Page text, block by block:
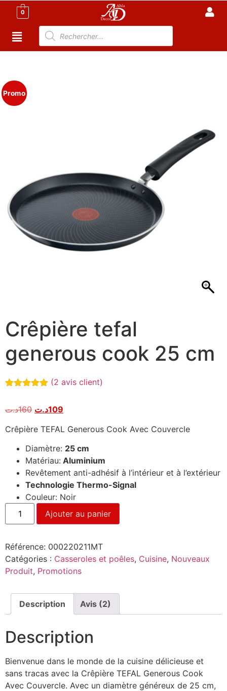
0
Promo
Crêpière tefal
generous cook 25 cm
basé sur
client
(2 avis client)
160د.ت 109د.ت
Crêpière TEFAL Generous Cook Avec Couvercle
Diamètre: 25 cm
Matériau: Aluminium
Revêtement anti-adhésif à l’intérieur et à l’extérieur
Technologie Thermo-Signal
Couleur: Noir
Ajouter au panier
Référence: 000220211MT
Catégories : Casseroles et poêles, Cuisine, Nouveaux
Produit, Promotions
Description Avis (2)
Description
Bienvenue dans le monde de la cuisine délicieuse et
sans tracas avec la Crêpière TEFAL Generous Cook
Avec Couvercle. Avec un diamètre généreux de 25 cm,